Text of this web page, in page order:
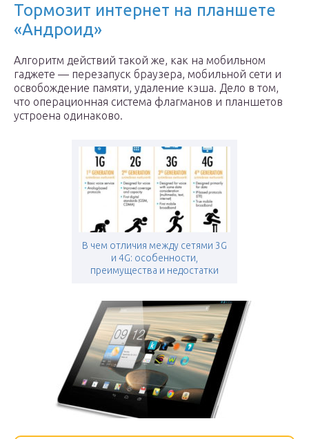
Тормозит интернет на планшете
«Андроид»
Алгоритм действий такой же, как на мобильном
гаджете — перезапуск браузера, мобильной сети и
освобождение памяти, удаление кэша. Дело в том,
что операционная система флагманов и планшетов
устроена одинаково.
В чем отличия между сетями 3G
и 4G: особенности,
преимущества и недостатки